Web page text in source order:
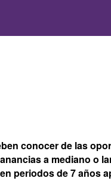
conocer de las
a mediano o
periodos de 7 años